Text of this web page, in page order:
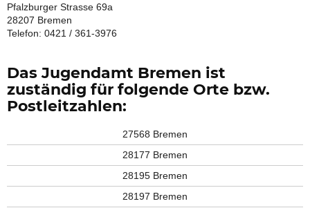
Pfalzburger Strasse 69a
28207 Bremen
Telefon: 0421 / 361-3976
Das Jugendamt Bremen ist
zuständig für folgende Orte bzw.
Postleitzahlen:
27568 Bremen
28177 Bremen
28195 Bremen
28197 Bremen